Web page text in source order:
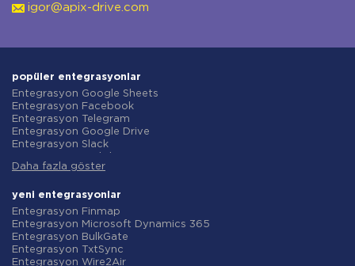
igor@apix-drive.com
popüler entegrasyonlar
Entegrasyon Google Sheets
Entegrasyon Facebook
Entegrasyon Telegram
Entegrasyon Google Drive
Entegrasyon Slack
Entegrasyon Gmail
Entegrasyon ClickUp
Entegrasyon Airtable
Entegrasyon Google Contacts
Entegrasyon OpenAI (ChatGPT)
Entegrasyon Instagram
Entegrasyon ActiveCampaign
Daha fazla göster
yeni entegrasyonlar
Entegrasyon Finmap
Entegrasyon Microsoft Dynamics 365
Entegrasyon BulkGate
Entegrasyon TxtSync
Entegrasyon Wire2Air